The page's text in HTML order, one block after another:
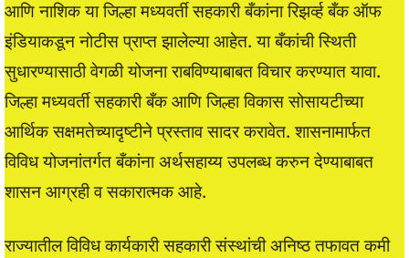
आणि नाशिक या जिल्हा मध्यवर्ती सहकारी बँकांना रिझर्व्ह बँक ऑफ
इंडियाकडून नोटीस प्राप्त झालेल्या आहेत. या बँकांची स्थिती
सुधारण्यासाठी वेगळी योजना राबविण्याबाबत विचार करण्यात यावा.
जिल्हा मध्यवर्ती सहकारी बँक आणि जिल्हा विकास सोसायटीच्या
आर्थिक सक्षमतेच्यादृष्टीने प्रस्ताव सादर करावेत. शासनामार्फत
विविध योजनांतर्गत बँकांना अर्थसहाय्य उपलब्ध करुन देण्याबाबत
शासन आग्रही व सकारात्मक आहे.
राज्यातील विविध कार्यकारी सहकारी संस्थांची अनिष्ठ तफावत कमी